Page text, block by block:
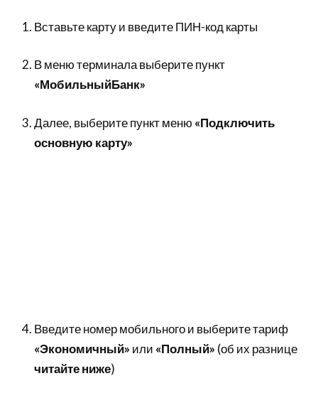
Вставьте карту и введите ПИН-код карты
В меню терминала выберите пункт
«МобильныйБанк»
Далее, выберите пункт меню «Подключить
основную карту»
Введите номер мобильного и выберите тариф
«Экономичный» или «Полный» (об их разнице
читайте ниже)